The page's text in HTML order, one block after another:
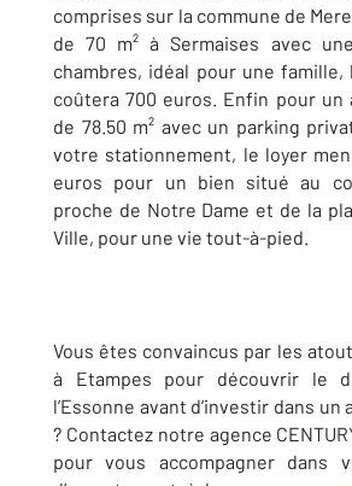
comprises sur la commune de
de 70 m² à Sermaises avec
chambres, idéal pour une famille,
coûtera 700 euros. Enfin pour un
de 78.50 m² avec un parking
votre stationnement, le loyer
euros pour un bien situé au
proche de Notre Dame et de la
Ville, pour une vie tout-à-pied.
Vous êtes convaincus par les
à Etampes pour découvrir le
l’Essonne avant d’investir dans
? Contactez notre agence
pour vous accompagner dans